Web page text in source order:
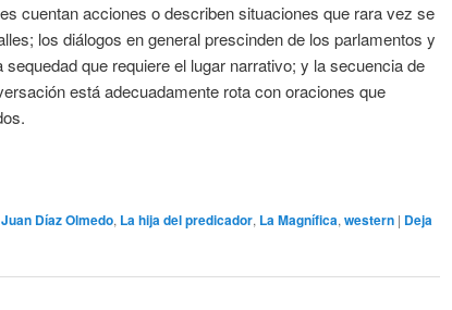
cuentan acciones o describen situaciones que rara vez se
los diálogos en general prescinden de los parlamentos y
que requiere el lugar narrativo; y la secuencia de
está adecuadamente rota con oraciones que
Juan Díaz Olmedo, La hija del predicador, La Magnífica, western | Deja